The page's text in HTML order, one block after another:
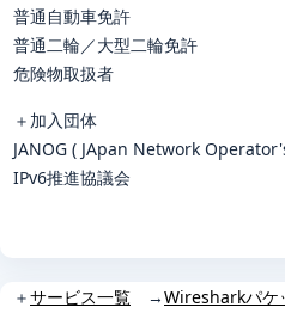
普通自動車免許
普通二輪／大型二輪免許
危険物取扱者
＋ 加入団体
JANOG ( JApan Network
IPv6推進協議会
＋サービス一覧 →Wiresharkパケ